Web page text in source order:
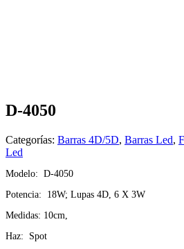
D-4050
Categorías: Barras 4D/5D, Barras Led,
Led
Modelo: D-4050
Potencia: 18W; Lupas 4D, 6 X 3W
Medidas: 10cm,
Haz: Spot